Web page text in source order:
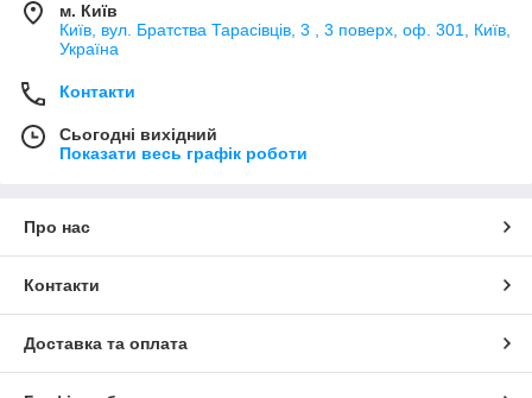
м. Київ
Київ, вул. Братства Тарасівців, 3 , 3 поверх, оф. 301, Київ,
Україна
Контакти
Сьогодні вихідний
Показати весь графік роботи
Про нас
Контакти
Доставка та оплата